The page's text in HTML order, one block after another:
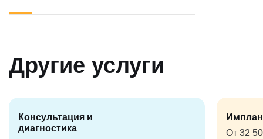
Другие услуги
Консультация и
диагностика
От 32